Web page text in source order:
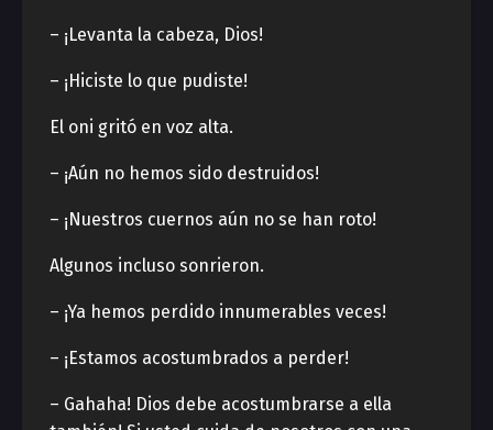
– ¡Levanta la cabeza, Dios!
– ¡Hiciste lo que pudiste!
El oni gritó en voz alta.
– ¡Aún no hemos sido destruidos!
– ¡Nuestros cuernos aún no se han roto!
Algunos incluso sonrieron.
– ¡Ya hemos perdido innumerables veces!
– ¡Estamos acostumbrados a perder!
– Gahaha! Dios debe acostumbrarse a ella